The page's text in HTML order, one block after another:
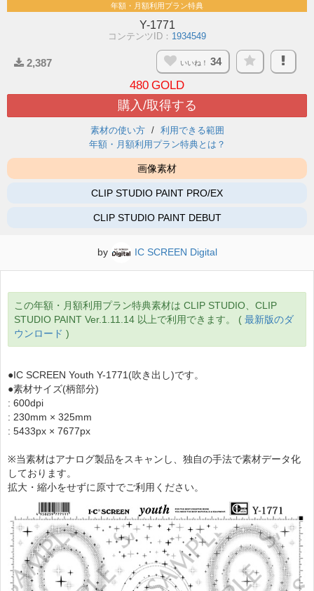
年額・月額利用プラン特典
Y-1771
コンテンツID： 1934549
2,387 いいね！ 34
480 GOLD
購入/取得する
素材の使い方
利用できる範囲
年額・月額利用プラン特典とは？
画像素材
CLIP STUDIO PAINT PRO/EX
CLIP STUDIO PAINT DEBUT
by IC SCREEN Digital
この年額・月額利用プラン特典素材は CLIP STUDIO、CLIP
STUDIO PAINT Ver.1.11.14 以上で利用できます。 ( 最新版のダ
ウンロード )
●IC SCREEN Youth Y-1771(吹き出し)です。
●素材サイズ(柄部分)
: 600dpi
: 230mm × 325mm
: 5433px × 7677px
※当素材はアナログ製品をスキャンし、独自の手法で素材データ化
しております。
拡大・縮小をせずに原寸でご利用ください。